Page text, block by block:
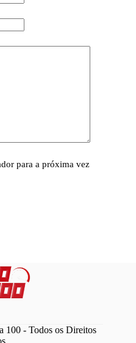
para a próxima vez
100 - Todos os Direitos